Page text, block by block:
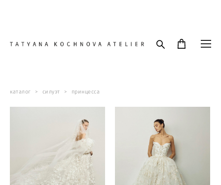
каталог > силуэт > принцесса